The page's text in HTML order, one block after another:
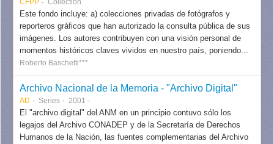
Este fondo incluye: a) colecciones privadas de fotógrafos y
reporteros gráficos que han autorizado la consulta pública de sus
imágenes. Los autores contribuyen con una visión personal de
momentos históricos claves vividos en nuestro país, poniendo...
Roberto Baschetti***
Archivo Nacional de la Memoria - "Archivo Digital"
AD Series 2001 -
El "archivo digital" del ANM en un principio contuvo sólo los
legajos del Archivo CONADEP y de la Secretaría de Derechos
Humanos de la Nación, las fuentes complementarias del Archivo